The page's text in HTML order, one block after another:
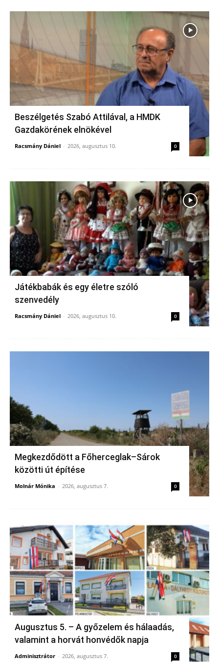
Beszélgetés Szabó Attilával, a HMDK
Gazdakörének elnökével
Racsmány Dániel - 2026, augusztus 10. 0
Játékbabák és egy életre szóló
szenvedély
Racsmány Dániel - 2026, augusztus 10. 0
Megkezdődött a Főherceglak–Sárok
közötti út építése
Molnár Mónika - 2026, augusztus 7. 0
Augusztus 5. – A győzelem és hálaadás,
valamint a horvát honvédők napja
Adminisztrátor - 2026, augusztus 7. 0